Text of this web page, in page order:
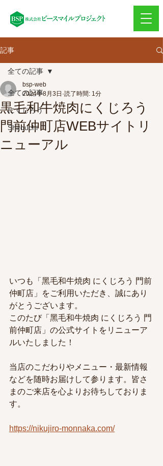
記事
全ての記事
にくじろう
Shirouchi
全ての記事
黒毛和牛焼肉にくじろう
門前仲町店WEBサイトリ
ニューアル
bsp-web
2024年8月3日 読了時間: 1分
いつも「⿊⽑和⽜焼⾁ にくじろう ⾨前
仲町店」をご利用いただき、誠にあり
がとうございます。
このたび「⿊⽑和⽜焼⾁ にくじろう ⾨
前仲町店」の公式サイトを リニューア
ルいたしました！
当店のこだわりやメニュー・最新情報
などを随時お届けして参ります。皆さ
まのご来店を心よりお待ちしておりま
す。
https://nikujiro-monnaka.com/